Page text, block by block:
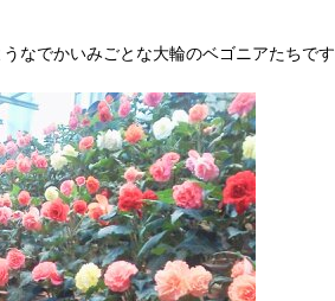
なでかいみごとな大輪のベゴニアたちです